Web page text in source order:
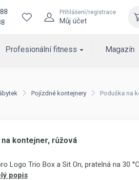
Přihlášení/registrace
Můj účet
Profesionální fitness Magazín
Pojízdné kontejnery Poduška na
na kontejner, růžová
Logo Trio Box a Sit On, pratelná na 30
popis